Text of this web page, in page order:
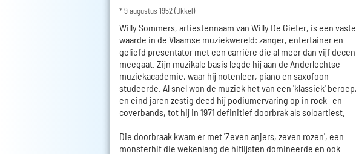
* 9 augustus 1952 (Ukkel)
Willy Sommers, artiestennaam van Willy De Gieter, is een vaste
waarde in de Vlaamse muziekwereld: zanger, entertainer en
geliefd presentator met een carrière die al meer dan vijf
meegaat. Zijn muzikale basis legde hij aan de Anderlechtse
muziekacademie, waar hij notenleer, piano en saxofoon
studeerde. Al snel won de muziek het van een 'klassiek' beroep,
en eind jaren zestig deed hij podiumervaring op in rock- en
coverbands, tot hij in 1971 definitief doorbrak als soloartiest.
Die doorbraak kwam er met 'Zeven anjers, zeven rozen', een
monsterhit die wekenlang de hitlijsten domineerde en ook